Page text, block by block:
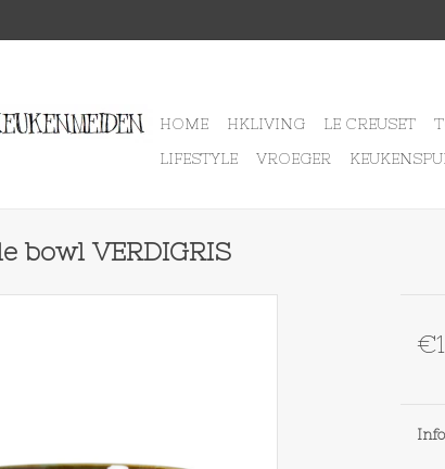
HOME HKLIVING LE CREUSET
LIFESTYLE
VROEGER
bowl VERDIGRIS